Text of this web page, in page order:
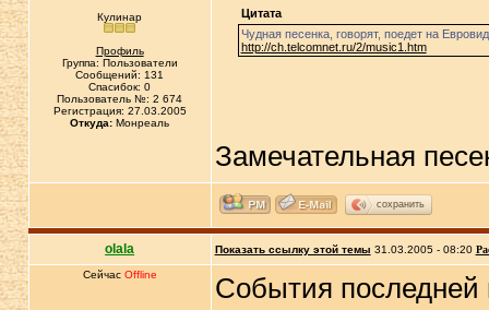
Кулинар
Профиль
Группа: Пользователи
Сообщений: 131
Спасибок: 0
Пользователь №: 2 674
Регистрация: 27.03.2005
Откуда: Монреаль
Цитата
Чудная песенка, говорят, поедет на
http://ch.telcomnet.ru/2/music1.htm
Замечательная
сохранить
olala Показать ссылку этой темы 31.03.2005 - 08:20
Сейчас Offline
События последней